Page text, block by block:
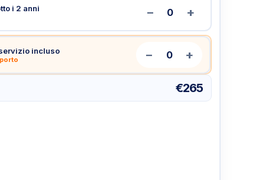
i 2 anni − 0 +
incluso − 0 +
€265